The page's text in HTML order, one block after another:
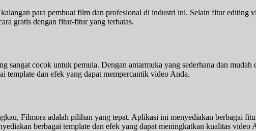
para pembuat film dan profesional di industri ini. Selain fitur
gratis dengan fitur-fitur yang terbatas.
cocok untuk pemula. Dengan antarmuka yang sederhana dan
template dan efek yang dapat mempercantik video Anda.
Filmora adalah pilihan yang tepat. Aplikasi ini menyediakan berbagai
berbagai template dan efek yang dapat meningkatkan kualitas video